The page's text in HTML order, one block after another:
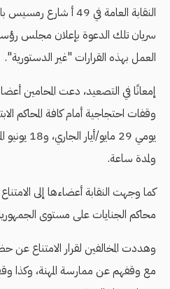
النقابة العامة في 49 أ
سريان تلك الدعوة بإعلان مجلس
العمل بهذه القرارات "غير الدستورية".
إمعانًا في التصعيد، دعت المحامين
وقفات احتجاجية أمام كافة المحاكم
يومي 29
ولمدة ساعة.
كما وجهت النقابة أعضاءها إلى
محاكم الجنايات على مستوى الجمهورية يومي 18 و19
وهددت المخالفين لقرار الامتناع عن
مع وقفهم عن ممارسة المهنة، وكذا